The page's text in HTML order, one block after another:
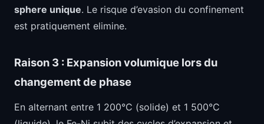
sphere unique. Le risque d’evasion du confinement
est pratiquement elimine.
Raison 3 : Expansion volumique lors du
changement de phase
En alternant entre 1 200°C (solide) et 1 500°C